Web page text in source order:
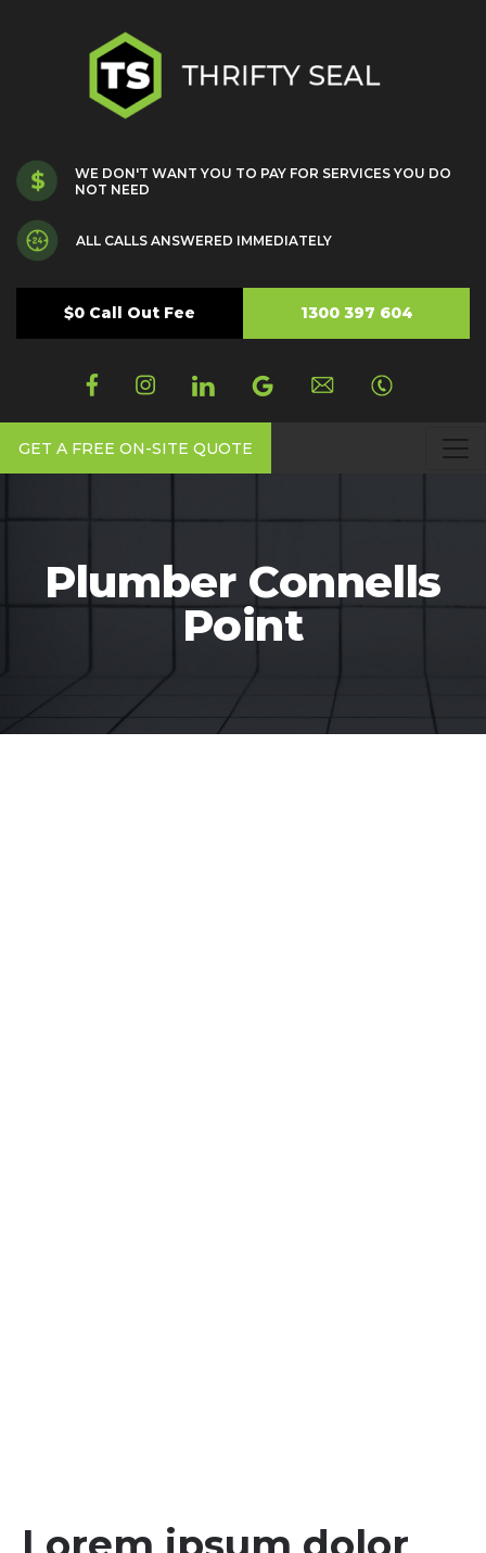
WE DON'T WANT YOU TO PAY FOR SERVICES YOU DO
NOT NEED
ALL CALLS ANSWERED IMMEDIATELY
$0 Call Out Fee 1300 397 604
GET A FREE ON-SITE QUOTE
Plumber Connells
Point